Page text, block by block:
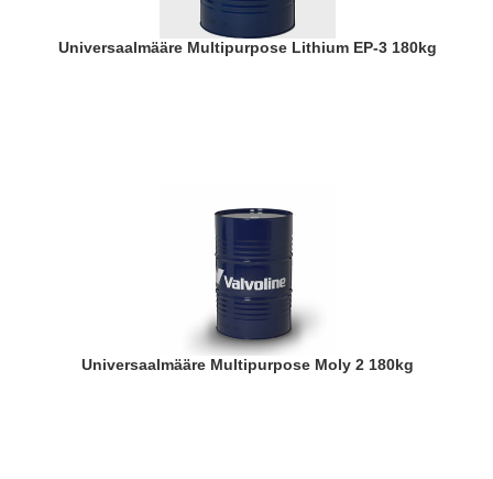
Universaalmääre Multipurpose Lithium EP-3 180kg
Universaalmääre Multipurpose Moly 2 180kg